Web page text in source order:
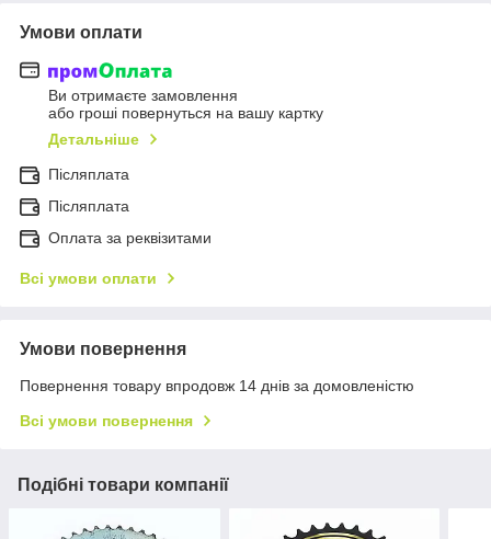
Умови оплати
Ви отримаєте замовлення
або гроші повернуться на вашу картку
Детальніше
Післяплата
Пiсляплата
Оплата за реквізитами
Всі умови оплати
Умови повернення
Повернення товару впродовж 14 днів за домовленістю
Всі умови повернення
Подібні товари компанії